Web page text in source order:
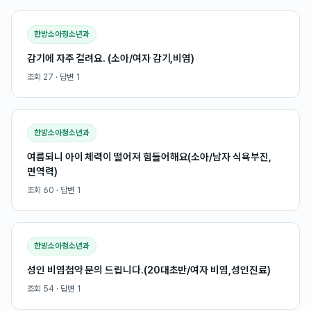
한방소아청소년과
감기에 자주 걸려요. (소아/여자 감기,비염)
조회 27 · 답변 1
한방소아청소년과
여름되니 아이 체력이 떨어져 힘들어해요(소아/남자 식욕부진,
면역력)
조회 60 · 답변 1
한방소아청소년과
성인 비염첩약 문의 드립니다.(20대초반/여자 비염,성인진료)
조회 54 · 답변 1